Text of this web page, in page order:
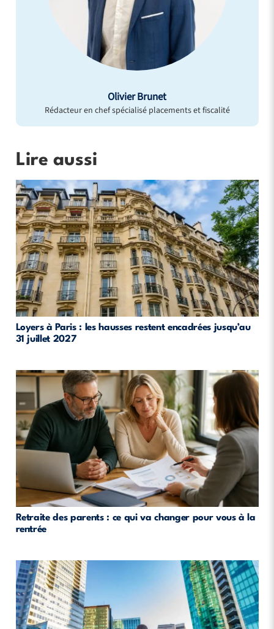
Olivier Brunet
Rédacteur en chef spécialisé placements et fiscalité
Lire aussi
Loyers à Paris : les hausses restent encadrées jusqu’au
31 juillet 2027
Retraite des parents : ce qui va changer pour vous à la
rentrée